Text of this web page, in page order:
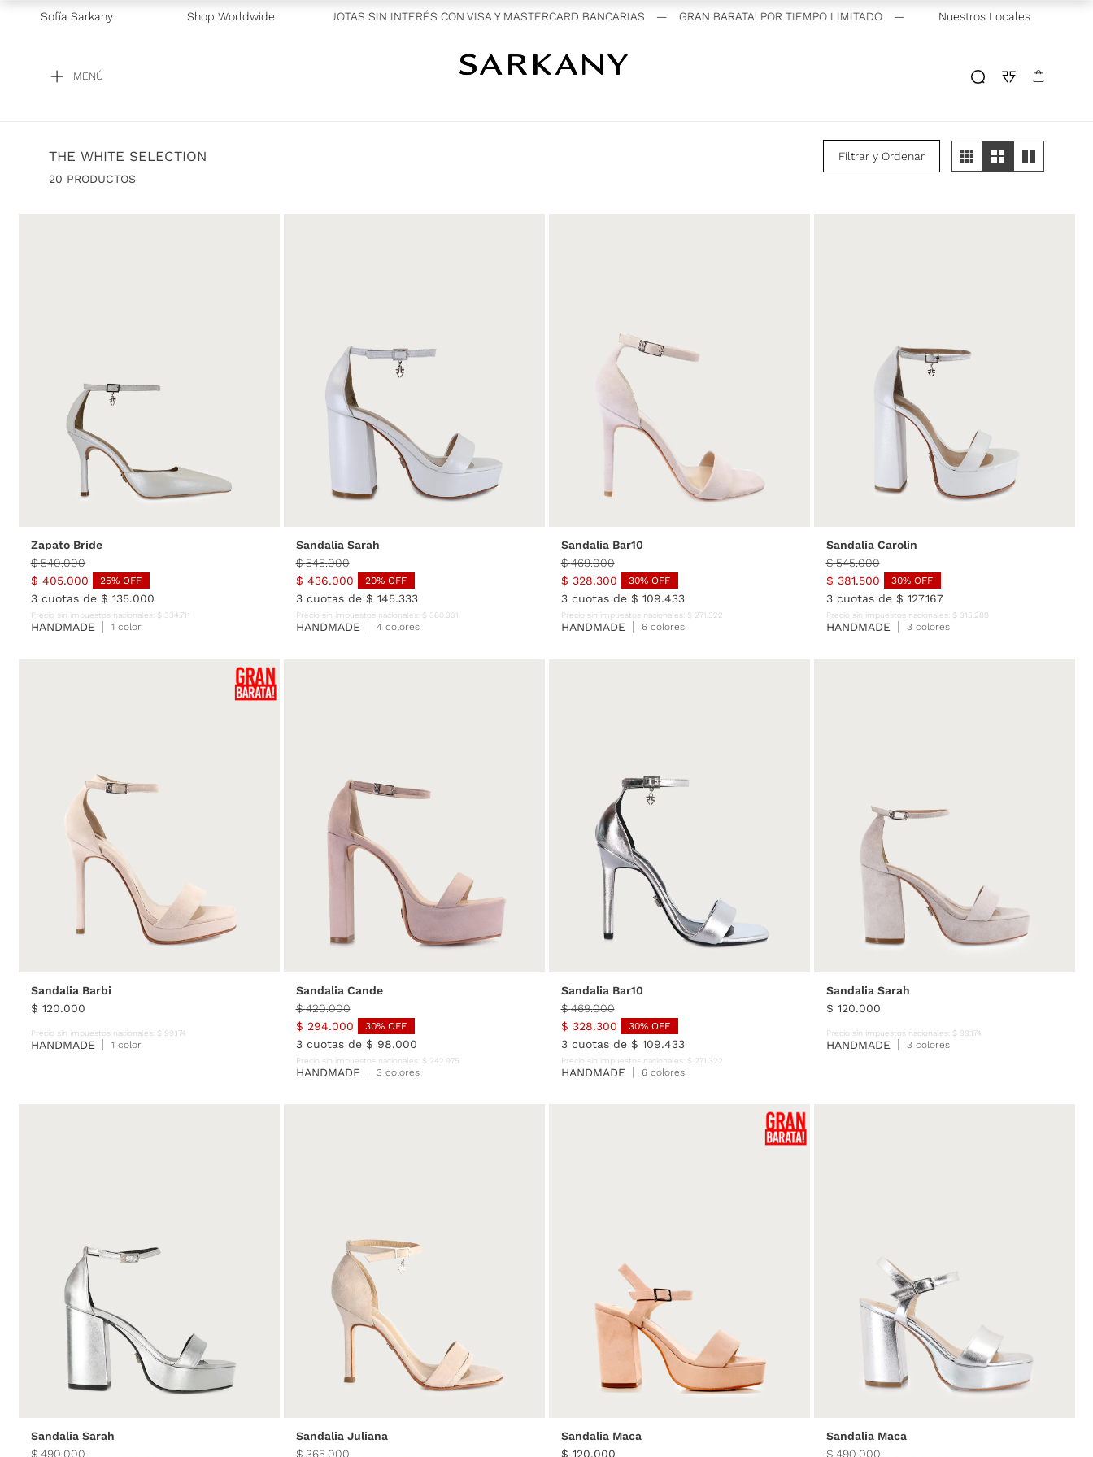
Sofía Sarkany Shop Worldwide
3 CUOTAS SIN INTERÉS EXCLUSIVO GALICIA — 2 CUOTAS SIN INTERÉS CON VISA Y MASTERCARD BANCARIAS — GRAN BARATA! POR TIEMPO LIMITADO — 3 CUOTAS SIN INTERÉS EXCLUSIVO
Nuestros Locales
MENÚ
Mis pedidos
Contactanos
THE WHITE SELECTION
Filtrar y Ordenar
20 PRODUCTOS
Zapato Bride
$ 540.000
$ 405.000 25% OFF
3cuotas de $ 135.000
Precio sin impuestos nacionales: $ 334 711
HANDMADE 1 color
Sandalia Sarah
$ 545.000
$ 436.000 20% OFF
3cuotas de $ 145.333
Precio sin impuestos nacionales: $ 360 331
HANDMADE 4 colores
Sandalia Bar10
$ 469.000
$ 328.300 30% OFF
3cuotas de $ 109.433
Precio sin impuestos nacionales: $ 271 322
HANDMADE 6 colores
Sandalia Carolin
$ 545.000
$ 381.500 30% OFF
3cuotas de $ 127.167
Precio sin impuestos nacionales: $ 315 289
HANDMADE 3 colores
Sandalia Barbi
$ 120.000
Precio sin impuestos nacionales: $ 99 174
HANDMADE 1 color
Sandalia Cande
$ 420.000
$ 294.000 30% OFF
3cuotas de $ 98.000
Precio sin impuestos nacionales: $ 242 975
HANDMADE 3 colores
Sandalia Bar10
$ 469.000
$ 328.300 30% OFF
3cuotas de $ 109.433
Precio sin impuestos nacionales: $ 271 322
HANDMADE 6 colores
Sandalia Sarah
$ 120.000
Precio sin impuestos nacionales: $ 99 174
HANDMADE 3 colores
Sandalia Sarah
$ 490.000
Sandalia Juliana
$ 365.000
Sandalia Maca
$ 120.000
Sandalia Maca
$ 490.000